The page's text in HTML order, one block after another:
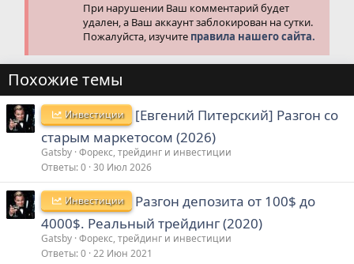
При нарушении Ваш комментарий будет
удален, а Ваш аккаунт заблокирован на сутки.
Пожалуйста, изучите правила нашего сайта.
Похожие темы
Инвестиции
[Евгений Питерский] Разгон со
старым маркетосом (2026)
Gatsby Форекс, трейдинг и инвестиции
Ответы 0 30 Июл 2026
Инвестиции
Разгон депозита от 100$ до
4000$. Реальный трейдинг (2020)
Gatsby Форекс, трейдинг и инвестиции
Ответы 0 22 Июн 2021